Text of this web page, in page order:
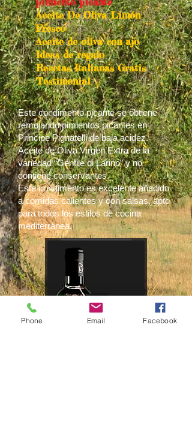
Aceite De Oliva Limón
Fresco
Aceite de oliva con ajo
Ideas de regalo
Recetas Italianas Gratis
Testimonial
Este condimento picante se obtiene
remojando pimientos picantes en
Principe Pignatelli de baja acidez.
Aceite de Oliva Virgen Extra de la
variedad “Gentile di Larino” y no
contiene conservantes.
Este condimento es excelente añadido
a comidas calientes y con salsas, apto
para todos los estilos de cocina
mediterránea.
Phone Email Facebook